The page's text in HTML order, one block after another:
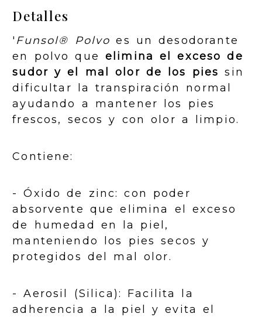
Detalles
' Funsol® Polvo es un desodorante
en polvo que elimina el exceso de
sudor y el mal olor de los pies sin
dificultar la transpiración normal
ayudando a mantener los pies
frescos, secos y con olor a limpio.
Contiene:
- Óxido de zinc: con poder
absorvente que elimina el exceso
de humedad en la piel,
manteniendo los pies secos y
protegidos del mal olor.
- Aerosil (Silica): Facilita la
adherencia a la piel y evita el